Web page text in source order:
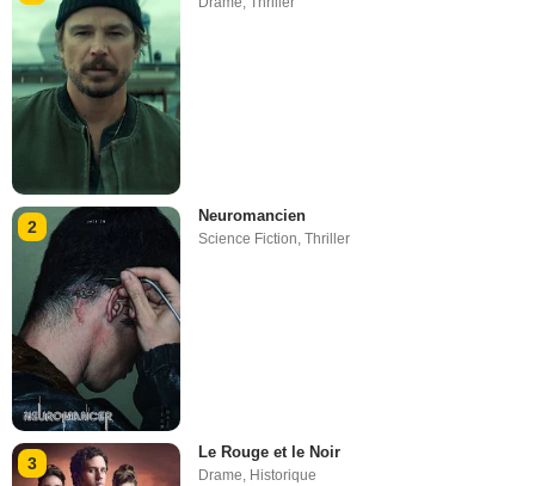
2
Neuromancien
Science Fiction,Thriller
3
Le Rouge et le Noir
Drame, Historique